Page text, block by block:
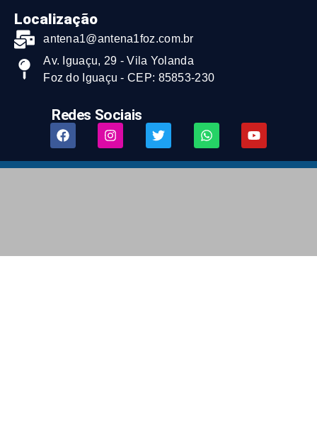
Localização
antena1@antena1foz.com.br
Av. Iguaçu, 29 - Vila Yolanda
Foz do Iguaçu - CEP: 85853-230
Redes Sociais